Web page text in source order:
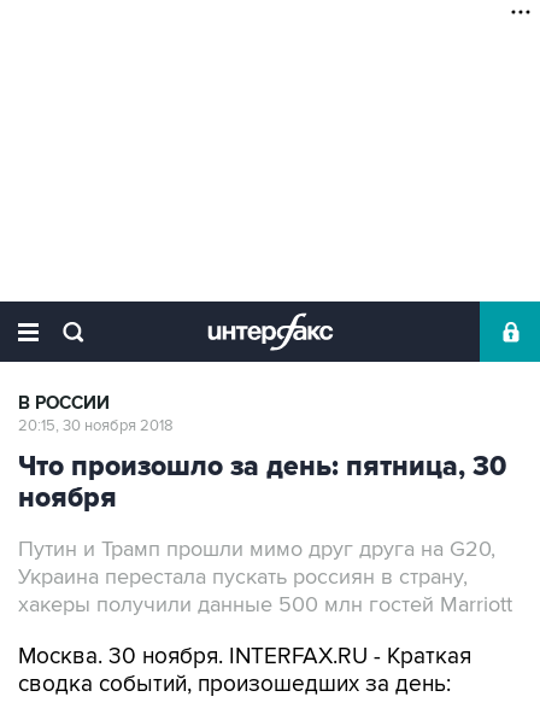
В РОССИИ
20:15, 30 ноября 2018
Что произошло за день: пятница, 30
ноября
Путин и Трамп прошли мимо друг друга на G20,
Украина перестала пускать россиян в страну,
хакеры получили данные 500 млн гостей Marriott
Москва. 30 ноября. INTERFAX.RU - Краткая
сводка событий, произошедших за день: